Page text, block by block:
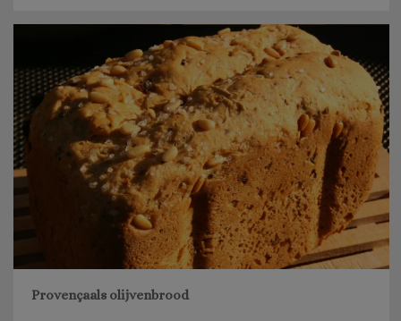
Provençaals olijvenbrood